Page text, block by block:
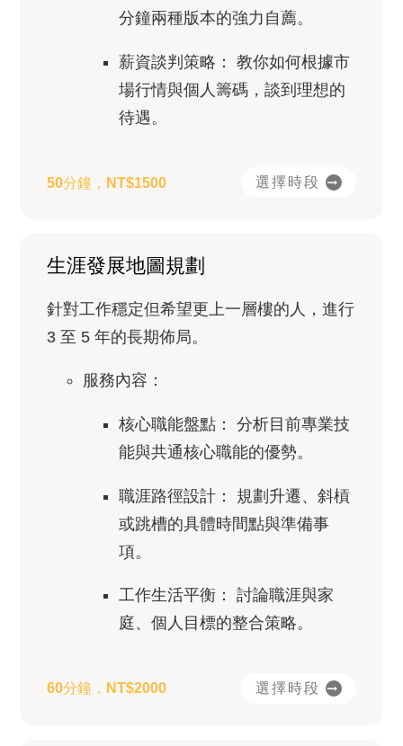
分鐘兩種版本的強力自薦。
薪資談判策略：
教你如何根據市
場行情與個人籌碼，談到理想的
待遇。
50分鐘，NT$1500 選擇時段
生涯發展地圖規劃
針對工作穩定但希望更上一層樓的人，進行
3 至 5 年的長期佈局。
服務內容：
核心職能盤點：
分析目前專業技
能與共通核心職能的優勢。
職涯路徑設計：
規劃升遷、斜槓
或跳槽的具體時間點與準備事
項。
工作生活平衡：
討論職涯與家
庭、個人目標的整合策略。
60分鐘，NT$2000 選擇時段